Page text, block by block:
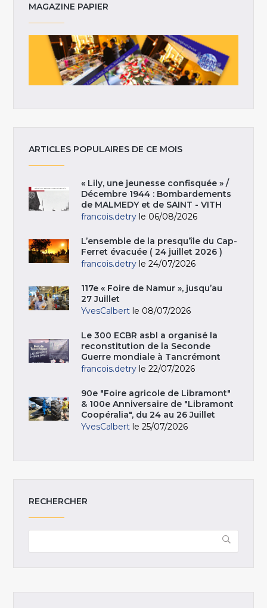
MAGAZINE PAPIER
ARTICLES POPULAIRES DE CE MOIS
« Lily, une jeunesse confisquée » /
Décembre 1944 : Bombardements
de MALMEDY et de SAINT - VITH
francois.detry le 06/08/2026
L’ensemble de la presqu’île du Cap-
Ferret évacuée ( 24 juillet 2026 )
francois.detry le 24/07/2026
117e « Foire de Namur », jusqu’au
27 Juillet
YvesCalbert le 08/07/2026
Le 300 ECBR asbl a organisé la
reconstitution de la Seconde
Guerre mondiale à Tancrémont
francois.detry le 22/07/2026
90e "Foire agricole de Libramont"
& 100e Anniversaire de "Libramont
Coopéralia", du 24 au 26 Juillet
YvesCalbert le 25/07/2026
RECHERCHER